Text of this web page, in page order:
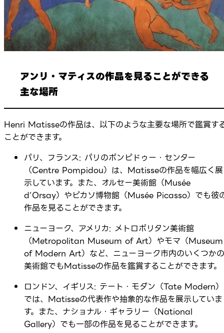
アンリ・マティスの作品を見ることができる
主な場所
Henri Matisseの作品は、以下のような主要な場所で鑑賞す
ことができます。
パリ、フランス: パリのポンピドゥー・センター
（Centre Pompidou）は、Matisseの作品を幅広く展
示しています。また、オルセー美術館（Musée
d’Orsay）やピカソ博物館（Musée Picasso）でも彼
作品を見ることができます。
ニューヨーク、アメリカ: メトロポリタン美術館
（Metropolitan Museum of Art）やモマ（Museum
of Modern Art）など、ニューヨーク市内のいくつかの
美術館でもMatisseの作品を鑑賞することができます。
ロンドン、イギリス: テート・モダン（Tate Modern）
では、Matisseの代表作や抽象的な作品を展示していま
す。また、ナショナル・ギャラリー（National
Gallery）でも一部の作品を見ることができます。